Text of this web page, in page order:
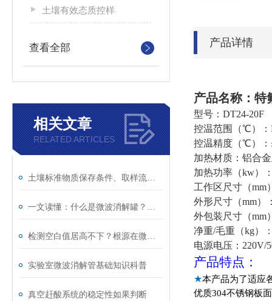
土壤有效态质控样
查看全部
相关文章
RELATED ARTICLES
实验室微波消解管基础知识科普
真空赶酸系统的稳定性如果判断
产品详情
产品名称：特
型号：DT24-20F
控温范围（℃）：
控温精度（℃）
加热材质：铝合
加热功率（kw）
工作区尺寸（mm
外形尺寸（mm）
外包装尺寸（mm
净重/毛重（kg）
电源电压：220V/
产品特点：
★本产品为了适应
优质304不锈钢板